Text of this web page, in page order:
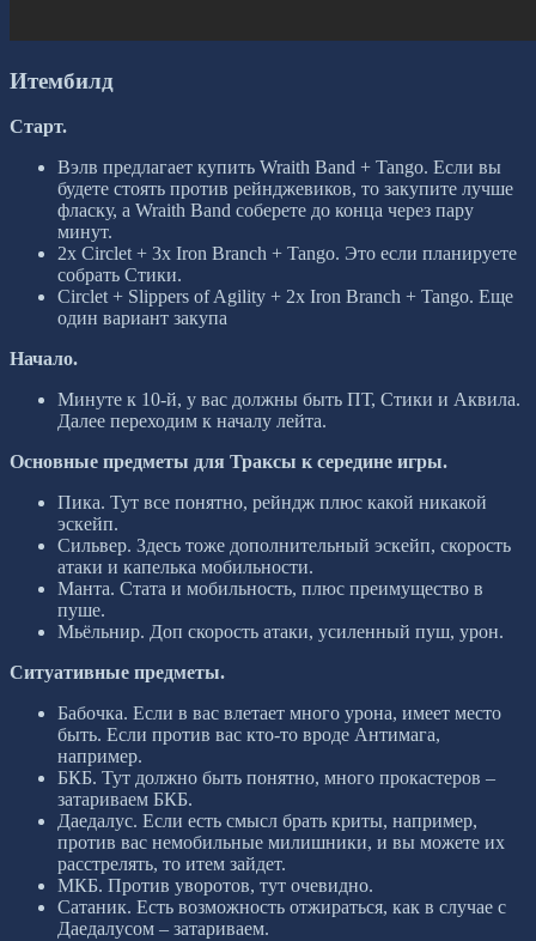
Итембилд
Старт.
Вэлв предлагает купить Wraith Band + Tango. Если вы
будете стоять против рейнджевиков, то закупите лучше
фласку, а Wraith Band соберете до конца через пару
минут.
2x Circlet + 3x Iron Branch + Tango. Это если планируете
собрать Стики.
Circlet + Slippers of Agility + 2x Iron Branch + Tango. Еще
один вариант закупа
Начало.
Минуте к 10-й, у вас должны быть ПТ, Стики и Аквила.
Далее переходим к началу лейта.
Основные предметы для Траксы к середине игры.
Пика. Тут все понятно, рейндж плюс какой никакой
эскейп.
Сильвер. Здесь тоже дополнительный эскейп, скорость
атаки и капелька мобильности.
Манта. Стата и мобильность, плюс преимущество в
пуше.
Мьёльнир. Доп скорость атаки, усиленный пуш, урон.
Ситуативные предметы.
Бабочка. Если в вас влетает много урона, имеет место
быть. Если против вас кто-то вроде Антимага,
например.
БКБ. Тут должно быть понятно, много прокастеров –
затариваем БКБ.
Даедалус. Если есть смысл брать криты, например,
против вас немобильные милишники, и вы можете их
расстрелять, то итем зайдет.
МКБ. Против уворотов, тут очевидно.
Сатаник. Есть возможность отжираться, как в случае с
Даедалусом – затариваем.